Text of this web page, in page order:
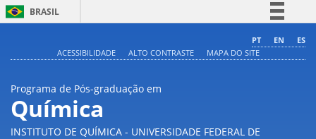
BRASIL
Comunica BR
PT EN
ES
ACESSIBILIDADE
ALTO CONTRASTE MAPA DO SITE
Programa de Pós-graduação em
Química
INSTITUTO DE QUÍMICA - UNIVERSIDADE FEDERAL DE